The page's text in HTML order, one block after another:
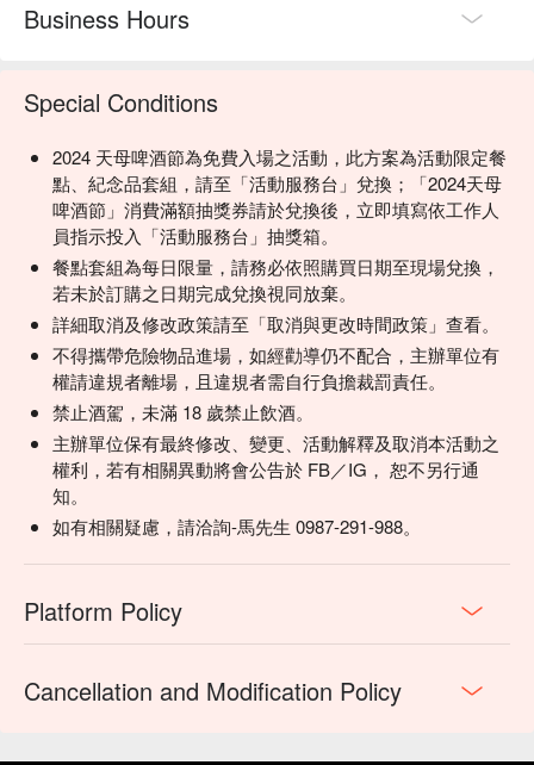
Business Hours
Special Conditions
2024 天母啤酒節為免費入場之活動，此方案為活動限定餐
點、紀念品套組，請至「活動服務台」兌換；「2024天母
啤酒節」消費滿額抽獎券請於兌換後，立即填寫依工作人
員指示投入「活動服務台」抽獎箱。
餐點套組為每日限量，請務必依照購買日期至現場兌換，
若未於訂購之日期完成兌換視同放棄。
詳細取消及修改政策請至「取消與更改時間政策」查看。
不得攜帶危險物品進場，如經勸導仍不配合，主辦單位有
權請違規者離場，且違規者需自行負擔裁罰責任。
禁止酒駕，未滿 18 歲禁止飲酒。
主辦單位保有最終修改、變更、活動解釋及取消本活動之
權利，若有相關異動將會公告於 FB／IG， 恕不另行通
知。
如有相關疑慮，請洽詢-馬先生 0987-291-988。
Platform Policy
Cancellation and Modification Policy